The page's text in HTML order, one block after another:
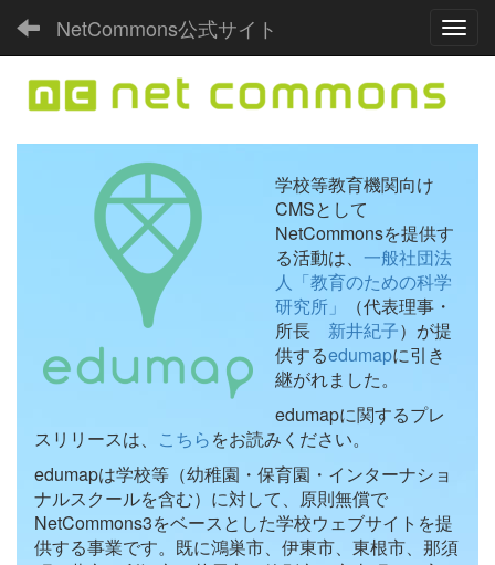
NetCommons公式サイト
学校等教育機関向け
CMSとして
NetCommonsを提供す
る活動は、 一般社団法
人「教育のための科学
研究所」
（代表理事・
所長 新井紀子）が提
供するedumapに引き
継がれました。
edumapに関するプレ
スリリースは、 こちらをお読みください。
edumapは学校等（幼稚園・保育園・インターナショ
ナルスクールを含む）に対して、原則無償で
NetCommons3をベースとした学校ウェブサイトを提
供する事業です。既に鴻巣市、伊東市、東根市、那須